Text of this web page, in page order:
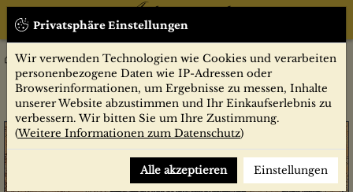
Privatsphäre Einstellungen
Wir verwenden Technologien wie Cookies und verarbeiten
personenbezogene Daten wie IP-Adressen oder
Browserinformationen, um Ergebnisse zu messen, Inhalte
unserer Website abzustimmen und Ihr Einkaufserlebnis zu
verbessern. Wir bitten Sie um Ihre Zustimmung.
(Weitere Informationen zum Datenschutz)
Alle akzeptieren Einstellungen
Belletristik
Sanfte Hingabe : Roman / Audrey Carlan ; aus dem
Amerikanischen von Elsie Meerbusch